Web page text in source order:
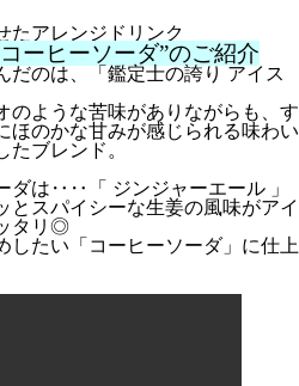
たアレンジドリンク
ーヒーソーダ”のご紹介
だのは、「鑑定士の誇り アイス
のような苦味がありながらも、す
ほのかな甘みが感じられる味わい
ブレンド。
ダは‥‥「 ジンジャーエール 」
とスパイシーな生姜の風味がアイ
タリ◎
したい「コーヒーソーダ」に仕上